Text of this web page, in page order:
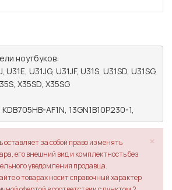
ноутбуков:
U31E, U31JG, U31JF, U31S, U31SD, U31SG,
X35SD, X35SG
×
оставляет за собой право изменять
его внешний вид и комплектность без
уведомления продавца.
о товарах носит справочный характер